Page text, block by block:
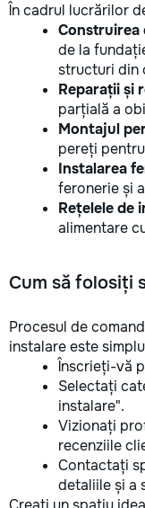
În cadrul lucrărilor
Construirea
de la
structuri din
Reparații și
parțială a
Montajul
pereți
Instalarea
feronerie și
Rețelele de
alimentare
Cum să folosiți
Procesul de
instalare este
Înscrieți-vă
Selectați
instalare".
Vizionați
recenziile
Contactați
detaliile și a